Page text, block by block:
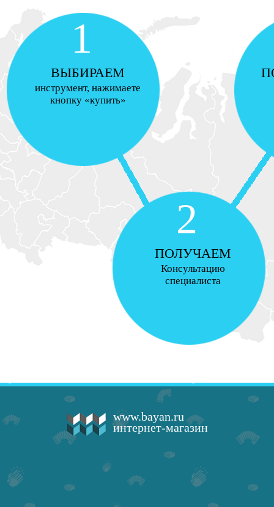
1
ВЫБИРАЕМ
инструмент, нажимаете
кнопку «купить»
2
ПОЛУЧАЕМ
Консультацию
специалиста
www.bayan.ru
интернет-магазин